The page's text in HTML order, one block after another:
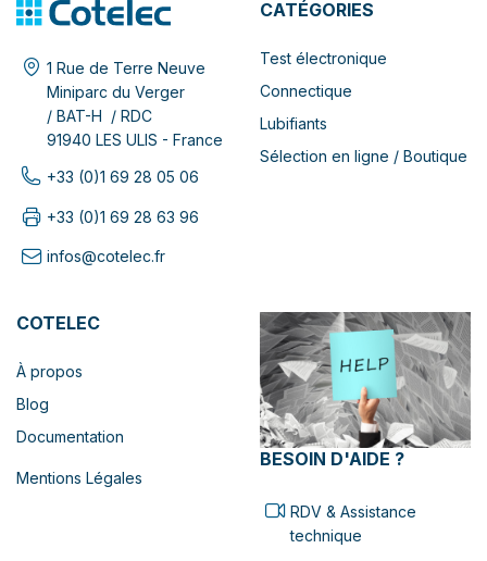
1 Rue de Terre Neuve
Miniparc du Verger
/ BAT-H / RDC
91940 LES ULIS - France
+33 (0)1 69 28 05 06
+33 (0)1 69 28 63 96
infos@cotelec.fr
CATÉGORIES
Test électronique
Connectique
Lubifiants
Sélection en ligne / Boutique
COTELEC
À propos
Blog
Documentation
Mentions Légales
BESOIN D'AIDE ?
RDV & Assistance
technique